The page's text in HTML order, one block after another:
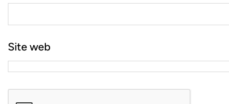
Site web